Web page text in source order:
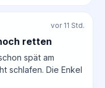
vor 11 Std.
retten
spät am
schlafen. Die Enkel